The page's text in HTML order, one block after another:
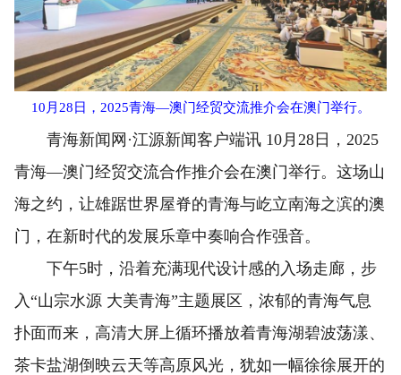
10月28日，2025青海—澳门经贸交流推介会在澳门举行。
青海新闻网·江源新闻客户端讯 10月28日，2025
青海—澳门经贸交流合作推介会在澳门举行。这场山
海之约，让雄踞世界屋脊的青海与屹立南海之滨的澳
门，在新时代的发展乐章中奏响合作强音。
下午5时，沿着充满现代设计感的入场走廊，步
入“山宗水源 大美青海”主题展区，浓郁的青海气息
扑面而来，高清大屏上循环播放着青海湖碧波荡漾、
茶卡盐湖倒映云天等高原风光，犹如一幅徐徐展开的